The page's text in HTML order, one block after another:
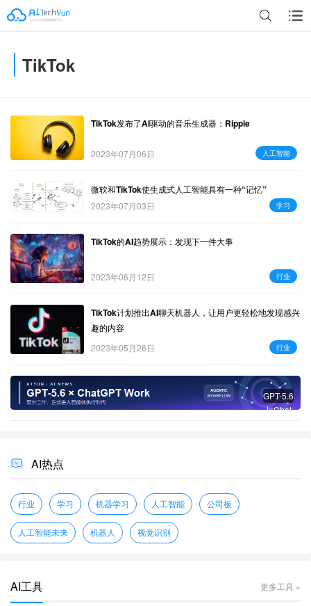
TikTok
TikTok发布了AI驱动的音乐生成器：Ripple
2023年07月06日 人工智能
微软和TikTok使生成式人工智能具有一种“记忆”
2023年07月03日 学习
TikTok的AI趋势展示：发现下一件大事
2023年06月12日 行业
TikTok计划推出AI聊天机器人，让用户更轻松地发现感兴
趣的内容
2023年05月26日 行业
GPT-5.6
与Chat
AI热点
行业 学习 机器学习 人工智能 公司板
人工智能未来 机器人 视觉识别
AI工具 更多工具 »